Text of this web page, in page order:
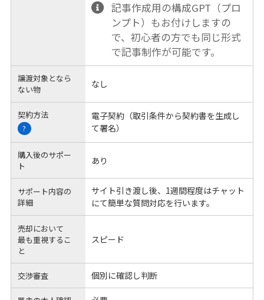
記事作成用の構成GPT（プロ
ンプト）もお付けしますの
で、初心者の方でも同じ形式
で記事制作が可能です。
譲渡対象となら
ない物
なし
契約方法
?
電子契約（取引条件から契約書を生成し
て署名）
購入後のサポー
ト
あり
サポート内容の
詳細
サイト引き渡し後、1週間程度はチャット
にて簡単な質問対応を行います。
売却において
最も重視するこ
と
スピード
交渉審査 個別に確認し判断